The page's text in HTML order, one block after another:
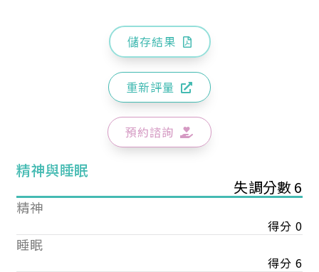
儲存結果
重新評量
預約諮詢
精神與睡眠
失調分數 6
精神
得分 0
睡眠
得分 6